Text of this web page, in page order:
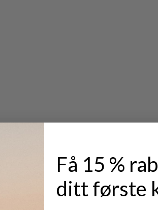
Få 15 %
ditt første